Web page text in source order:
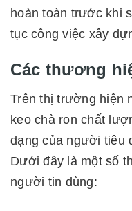
hoàn toàn trước khi
tục công việc xây
Các thương
Trên thị trường hiện
keo chà ron chất
dạng của người tiêu
Dưới đây là một số
người tin dùng: